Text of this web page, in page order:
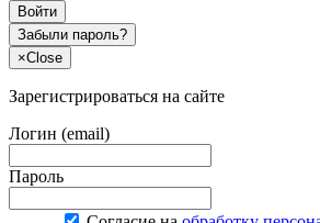
Войти
Забыли пароль?
×Close
Зарегистрироваться на сайте
Логин (email)
Пароль